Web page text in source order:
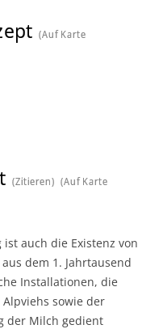
(Auf Karte
(Zitieren) (Auf Karte
auch die Existenz von
dem 1. Jahrtausend
Installationen, die
sowie der
der Milch gedient